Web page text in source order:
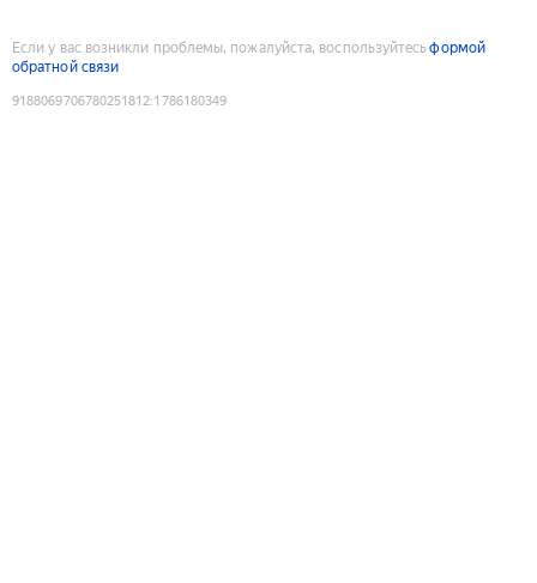
Если у вас возникли проблемы, пожалуйста, воспользуйтесьформой
обратной связи
9188069706780251812:1786180349